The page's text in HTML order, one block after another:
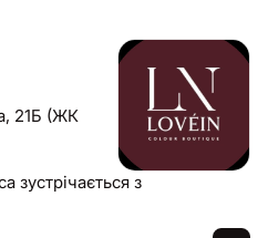
21Б (ЖК
зустрічається з